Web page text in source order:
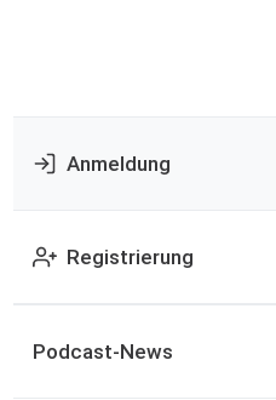
Anmeldung
Registrierung
Podcast-News